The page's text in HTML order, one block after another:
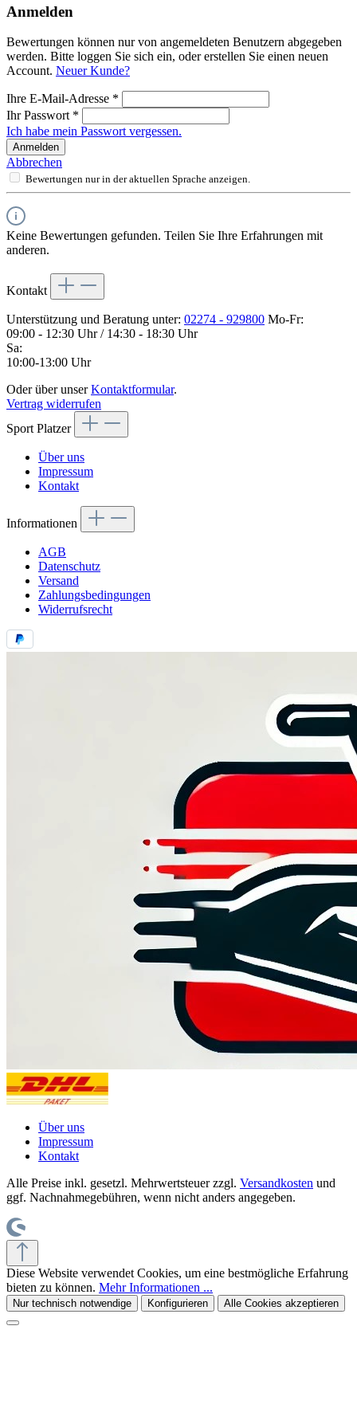
Anmelden
Bewertungen können nur von angemeldeten Benutzern abgegeben
werden. Bitte loggen Sie sich ein, oder erstellen Sie einen neuen
Account. Neuer Kunde?
Ihre E-Mail-Adresse *
Ihr Passwort *
Ich habe mein Passwort vergessen.
Anmelden
Abbrechen
Bewertungen nur in der aktuellen Sprache anzeigen.
Keine Bewertungen gefunden. Teilen Sie Ihre Erfahrungen mit
anderen.
Kontakt
Unterstützung und Beratung unter: 02274 - 929800 Mo-Fr:
09:00 - 12:30 Uhr / 14:30 - 18:30 Uhr
Sa:
10:00-13:00 Uhr
Oder über unserKontaktformular.
Vertrag widerrufen
Sport Platzer
Über uns
Impressum
Kontakt
Informationen
AGB
Datenschutz
Versand
Zahlungsbedingungen
Widerrufsrecht
Über uns
Impressum
Kontakt
Alle Preise inkl. gesetzl. Mehrwertsteuer zzgl. Versandkosten und
ggf. Nachnahmegebühren, wenn nicht anders angegeben.
Diese Website verwendet Cookies, um eine bestmögliche Erfahrung
bieten zu können. Mehr Informationen ...
Nur technisch notwendige Konfigurieren Alle Cookies akzeptieren